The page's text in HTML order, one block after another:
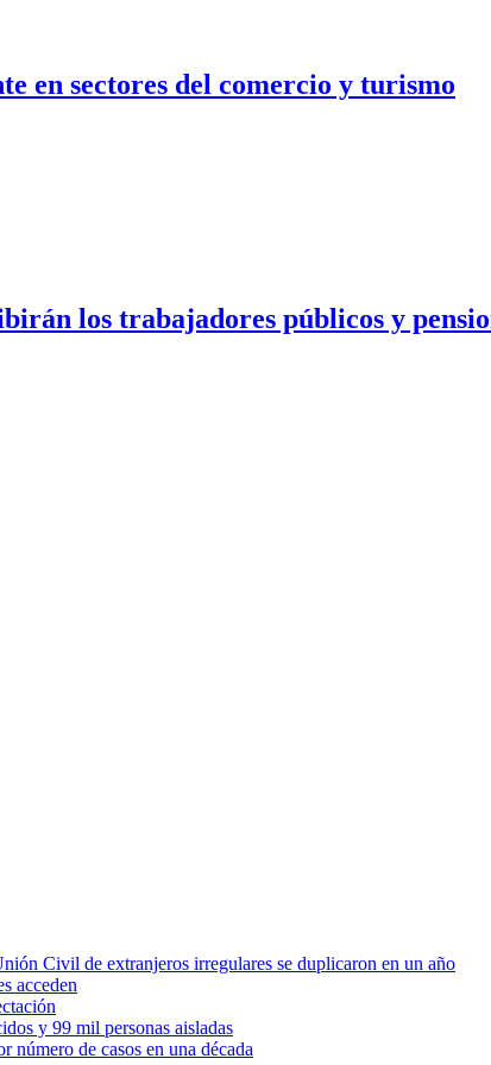
en sectores del comercio y turismo
los trabajadores públicos y
Civil de extranjeros irregulares se duplicaron en un año
acceden
y 99 mil personas aisladas
número de casos en una década